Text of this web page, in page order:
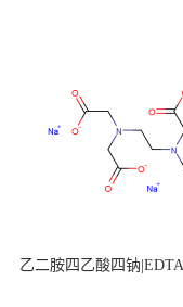
乙二胺四乙酸四钠